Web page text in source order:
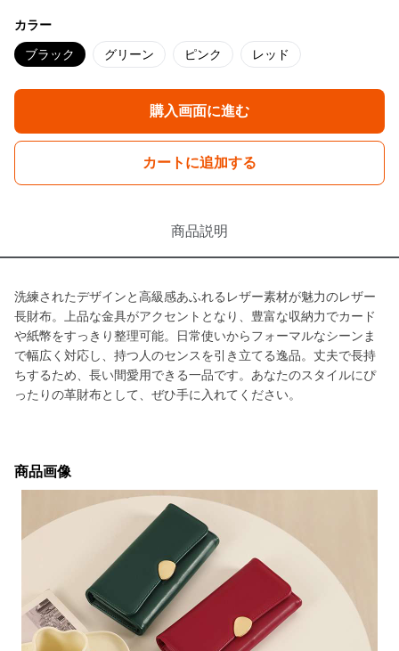
カラー
ブラック グリーン ピンク レッド
購入画面に進む
カートに追加する
商品説明
洗練されたデザインと高級感あふれるレザー素材が魅力のレザー
長財布。上品な金具がアクセントとなり、豊富な収納力でカード
や紙幣をすっきり整理可能。日常使いからフォーマルなシーンま
で幅広く対応し、持つ人のセンスを引き立てる逸品。丈夫で長持
ちするため、長い間愛用できる一品です。あなたのスタイルにぴ
ったりの革財布として、ぜひ手に入れてください。
商品画像